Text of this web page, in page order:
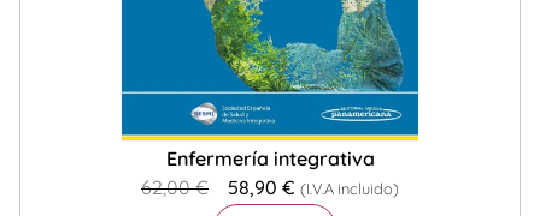
Enfermería integrativa
62,00€ 58,90 € (I.V.A incluido)